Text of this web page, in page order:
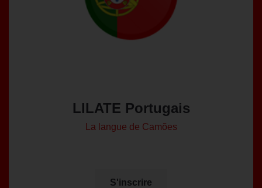
LILATE Portugais
La langue de Camões
S'inscrire